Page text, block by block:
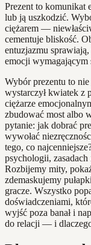
Prezent to komunikat
lub ją uszkodzić.
ciężarem —
cementuje bliskość.
entuzjazmu
emocji
Wybór prezentu to
wystarczył kwiatek z
ciężarze
zbudować most albo
pytanie: jak dobrać
wywołać
tego, co
psychologii,
Rozbijemy mity,
zdemaskujemy
gracze. Wszystko
doświadczeniami,
wyjść poza banał i
do relacji — i